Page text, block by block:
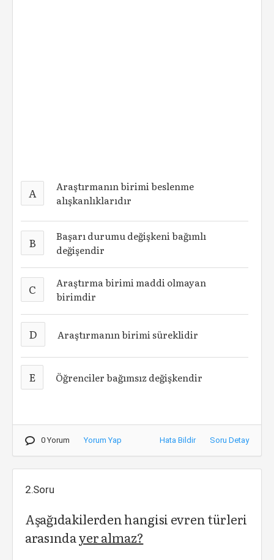
A
Araştırmanın birimi beslenme
alışkanlıklarıdır
B
Başarı durumu değişkeni bağımlı
değişendir
C
Araştırma birimi maddi olmayan
birimdir
D Araştırmanın birimi süreklidir
E Öğrenciler bağımsız değişkendir
0 Yorum Yorum Yap Hata Bildir Soru Detay
2.Soru
Aşağıdakilerden hangisi evren türleri
arasındayer almaz?